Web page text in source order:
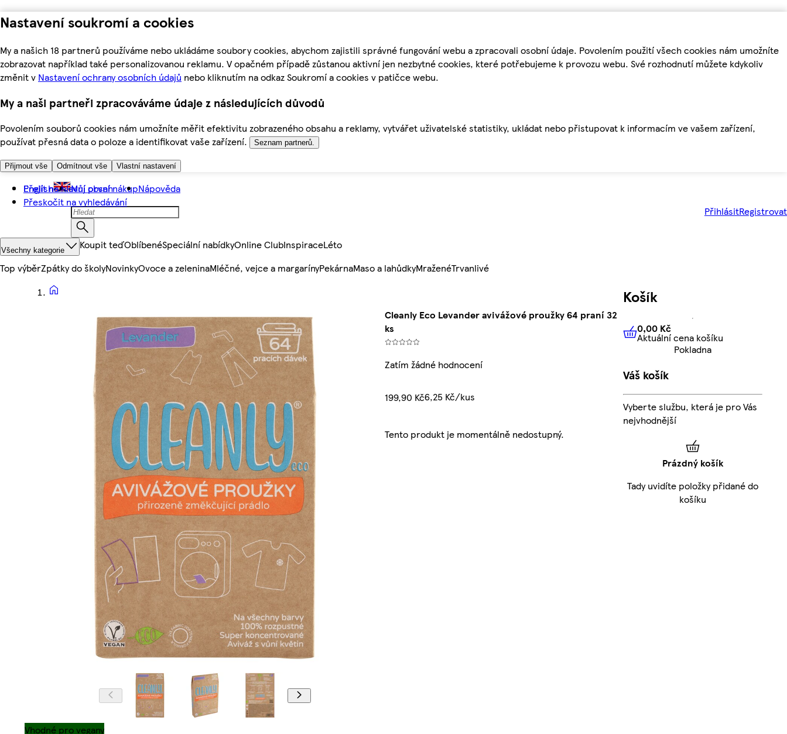
Nastavení soukromí a cookies
My a našich 18 partnerů používáme nebo ukládáme soubory cookies, abychom zajistili správné fungování webu a zpracovali osobní údaje. Povolením použití všech cookies nám umožníte
zobrazovat například také personalizovanou reklamu. V opačném případě zůstanou aktivní jen nezbytné cookies, které potřebujeme k provozu webu. Své rozhodnutí můžete kdykoliv
změnit v Nastavení ochrany osobních údajů nebo kliknutím na odkaz Soukromí a cookies v patičce webu.
My a naši partneři zpracováváme údaje z následujících důvodů
Povolením souborů cookies nám umožníte měřit efektivitu zobrazeného obsahu a reklamy, vytvářet uživatelské statistiky, ukládat nebo přistupovat k informacím ve vašem zařízení,
používat přesná data o poloze a identifikovat vaše zařízení.
Seznam partnerů.
Přijmout vše Odmítnout vše Vlastní nastavení
Přejít na hlavní obsah
Přeskočit na vyhledávání
English Můj první nákupNápověda
PřihlásitRegistrovat
Všechny kategorie Koupit teďOblíbenéSpeciální nabídkyOnline ClubInspiraceLéto
Top výběrZpátky do školyNovinkyOvoce a zeleninaMléčné, vejce a margarínyPekárnaMaso a lahůdkyMraženéTrvanlivé
Cleanly Eco Levander avivážové proužky 64 praní 32
ks
Zatím žádné hodnocení
199,90 Kč6,25 Kč/kus
Tento produkt je momentálně nedostupný.
Vhodné pro vegany
Košík
0,00 KčAktuální cena košíku
0,00 Kč
Aktuální cena košíku
Pokladna
Váš košík
Vyberte službu, která je pro Vás
nejvhodnější
Prázdný košík
Tady uvidíte položky přidané do
košíku